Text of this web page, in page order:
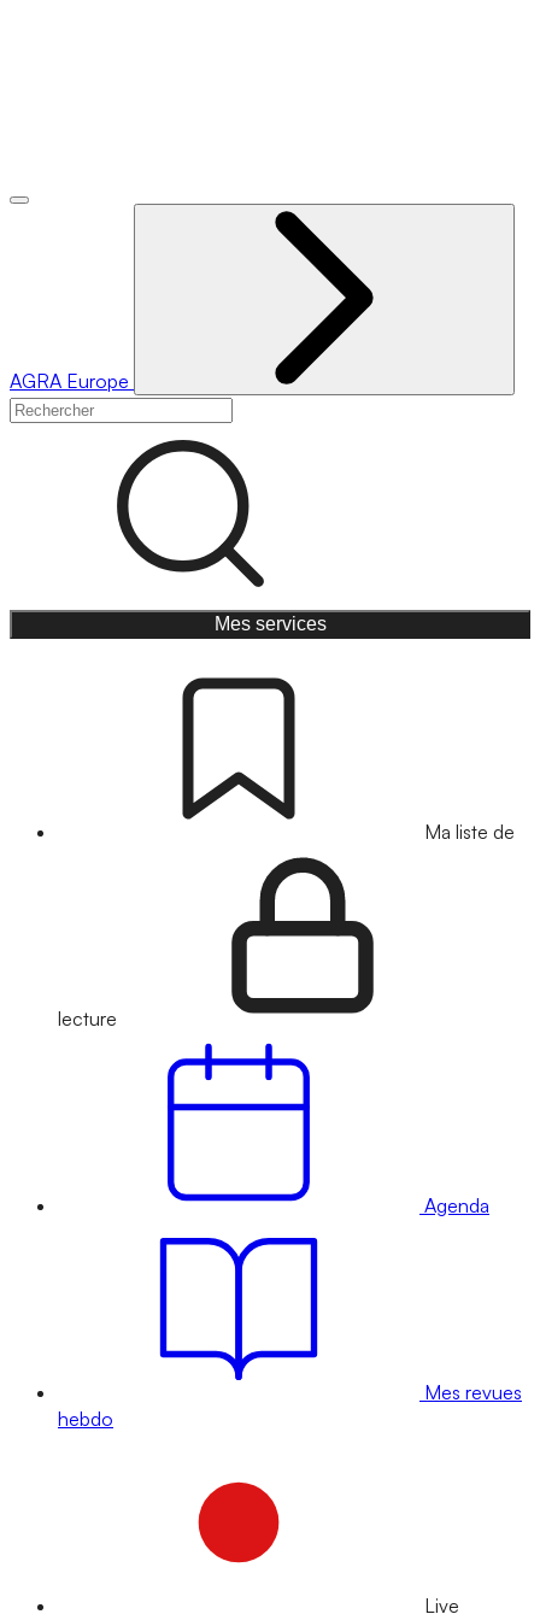
AGRA Europe
Mes services
Ma liste de
lecture
Agenda
Mes revues
hebdo
Live